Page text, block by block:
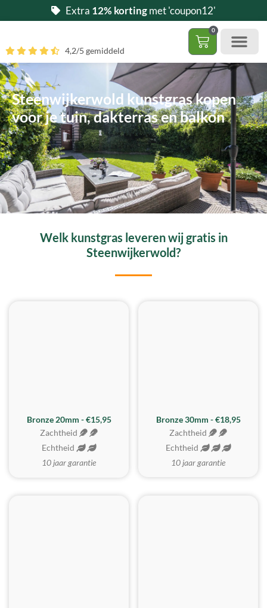
naar
inhoud
Extra 12% kortingmet 'coupon12'
0
4,2/5 gemiddeld
Steenwijkerwold kunstgras kopen
voor je tuin, dakterras en balkon
Welk kunstgras leveren wij gratis in
Steenwijkerwold?
Bronze 20mm - €15,95
Zachtheid
Echtheid
10 jaar garantie
BESTE KOOP
Bronze 30mm - €18,95
Zachtheid
Echtheid
10 jaar garantie